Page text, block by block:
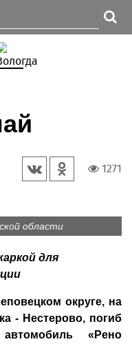
1271
области
для
округе, на
- Нестерово, погиб
«Рено